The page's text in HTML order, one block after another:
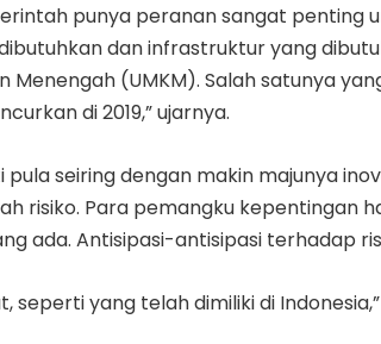
punya peranan sangat penting
dan infrastruktur yang
(UMKM). Salah satunya
di 2019,” ujarnya.
seiring dengan makin majunya
risiko. Para pemangku kepentingan
ada. Antisipasi-antisipasi terhadap
yang telah dimiliki di